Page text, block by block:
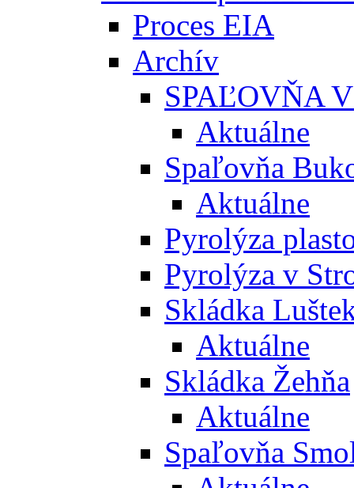
Proces EIA
Archív
SPAĽOVŇA
Aktuálne
Spaľovňa
Aktuálne
Pyrolýza
Pyrolýza v
Skládka
Aktuálne
Skládka Žehňa
Aktuálne
Spaľovňa